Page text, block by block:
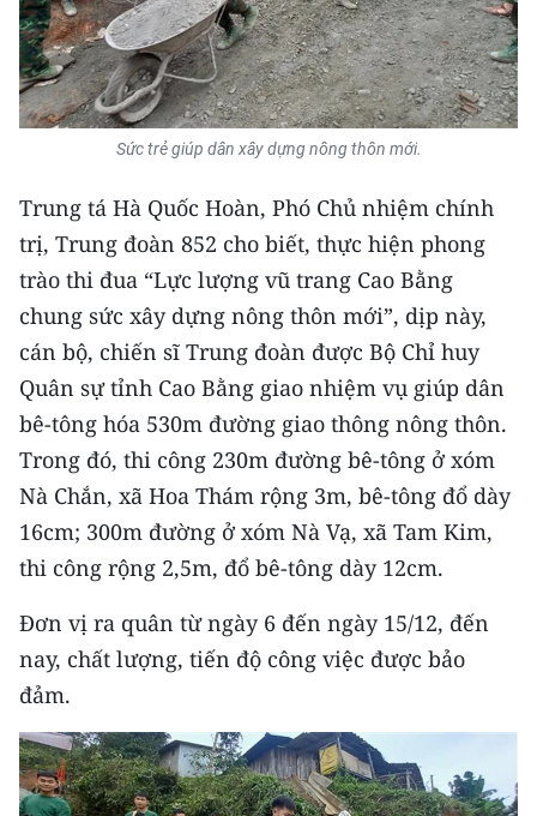
NHÂN DÂN CUỐI TUẦN
NHÂN DÂN HẰNG THÁNG
ĐỌC BÁO IN
ENGLISH
中文
FRANÇAIS
РУССКИЙ
ESPAÑOL
한국어
Sức trẻ giúp dân xây dựng nông thôn mới.
Trung tá Hà Quốc Hoàn, Phó Chủ nhiệm chính
trị, Trung đoàn 852 cho biết, thực hiện phong
trào thi đua “Lực lượng vũ trang Cao Bằng
chung sức xây dựng nông thôn mới”, dịp này,
cán bộ, chiến sĩ Trung đoàn được Bộ Chỉ huy
Quân sự tỉnh Cao Bằng giao nhiệm vụ giúp dân
bê-tông hóa 530m đường giao thông nông thôn.
Trong đó, thi công 230m đường bê-tông ở xóm
Nà Chắn, xã Hoa Thám rộng 3m, bê-tông đổ dày
16cm; 300m đường ở xóm Nà Vạ, xã Tam Kim,
thi công rộng 2,5m, đổ bê-tông dày 12cm.
Đơn vị ra quân từ ngày 6 đến ngày 15/12, đến
nay, chất lượng, tiến độ công việc được bảo
đảm.